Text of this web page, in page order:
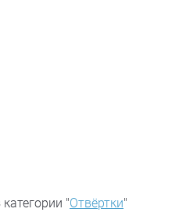
"Отвёртки"